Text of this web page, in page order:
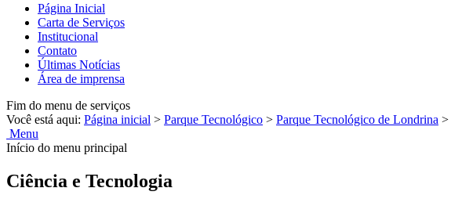
Página Inicial
Carta de Serviços
Institucional
Contato
Últimas Notícias
Área de imprensa
Fim do menu de serviços
Você está aqui: Página inicial > Parque Tecnológico > Parque Tecnológico de Londrina >
Menu
Início do menu principal
Ciência e Tecnologia